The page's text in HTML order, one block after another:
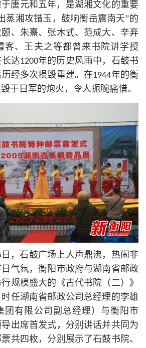
唐元和五年，是湖湘文化的重要
蒸湘攻错玉，鼓响衡岳震南天”的
、朱熹、张木式、范成大、辛弃
客、王夫之等都曾来书院讲学授
达1200年的历史风雨中，石鼓书
经多次损毁重建。在1944年的衡
于日军的炮火，令人扼腕痛惜。
日，石鼓广场上人声鼎沸，热闹非
气氛，衡阳市政府与湖南省邮政
规模盛大的《古代书院（二）》
任湖南省邮政公司总经理的李雄
团有限公司副总经理）与衡阳市
出席首发式，分别讲话并共同为
共四枚，分别展示了石鼓书院、